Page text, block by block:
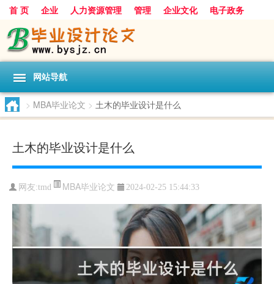
首 页 企业 人力资源管理 管理 企业文化
电子政务
数据
旅游 项目 浅谈 发展
网站导航
> MBA毕业论文 > 土木的毕业设计是什么
土木的毕业设计是什么
网友:tmd MBA毕业论文 2024-02-25 15:44:33